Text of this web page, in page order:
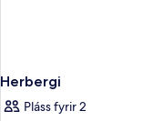
Herbergi
Pláss fyrir 2